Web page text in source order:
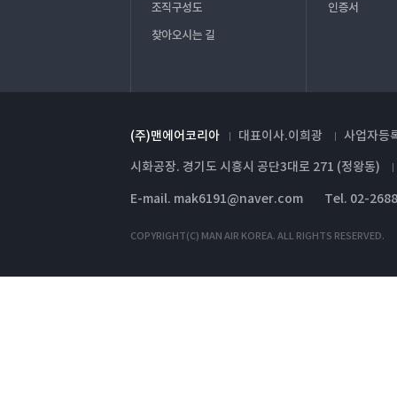
조직구성도
찾아오시는 길
인증서
(주)맨에어코리아 대표이사.이희광 사업자등
시화공장. 경기도 시흥시 공단3대로 271 (정왕동)
E-mail. mak6191@naver.com Tel. 02-
COPYRIGHT(C) MAN AIR KOREA. ALL RIGHTS RESERVED.